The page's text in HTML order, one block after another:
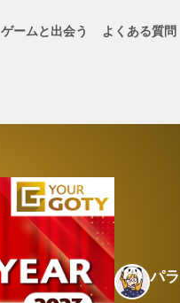
ゲームと出会う よくある質問
パ